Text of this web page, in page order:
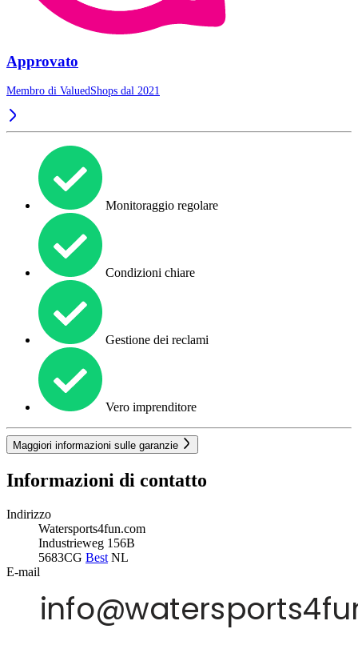
Approvato
Membro di ValuedShops dal 2021
Monitoraggio regolare
Condizioni chiare
Gestione dei reclami
Vero imprenditore
Maggiori informazioni sulle garanzie
Informazioni di contatto
Indirizzo
Watersports4fun.com
Industrieweg 156B
5683CG Best NL
E-mail